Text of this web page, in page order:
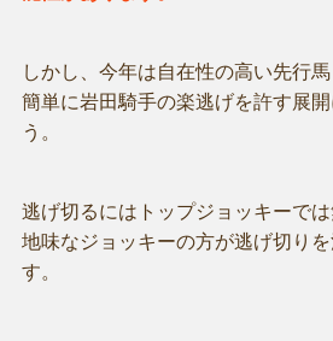
しかし、今年は自在性の高い先行馬
簡単に岩田騎手の楽逃げを許す展
う。
逃げ切るにはトップジョッキーでは
地味なジョッキーの方が逃げ切り
す。